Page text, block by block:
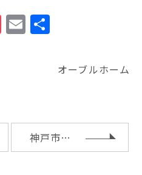
P
o
t
E
m
オーブルホーム
神戸市垂水区Ｔ様邸の棟上げ